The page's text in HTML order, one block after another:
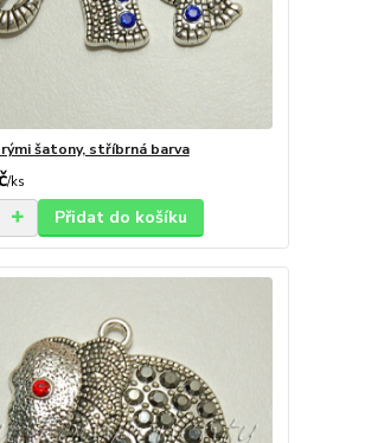
šatony, stříbrná barva
/ks
Přidat do košíku